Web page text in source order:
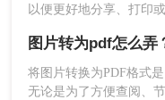
以便更好地分享、打印
于展示图片内容。那么
简单而实用的方法，帮
图片转为pdf怎么弄
将图片转换为PDF格式
无论是为了方便查阅、